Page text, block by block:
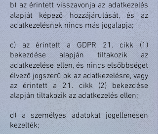
b) az érintett visszavonja az adatkezelés
alapját képező hozzájárulását, és az
adatkezelésnek nincs más jogalapja;
c) az érintett a GDPR 21. cikk (1)
bekezdése alapján tiltakozik az
adatkezelése ellen, és nincs elsőbbséget
élvező jogszerű ok az adatkezelésre, vagy
az érintett a 21. cikk (2) bekezdése
alapján tiltakozik az adatkezelés ellen;
d) a személyes adatokat jogellenesen
kezelték;